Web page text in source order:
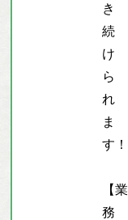
き
続
け
ら
れ
ま
す！
【業
務